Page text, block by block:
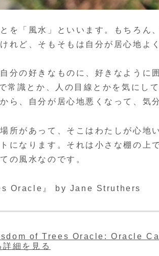
を「風水」といいます。もちろん
れど、そもそもは自分が居心地よ
分の好きなものに、好きなように
常識とか、人の目線とかを気にし
ら、自分が居心地悪くなって、気
所があって、そこはわたしが心地
になります。それは小さな棚の上
の風水なのです。
Oracle』 by Jane Struthers
of Trees Oracle: Oracle
細を見る